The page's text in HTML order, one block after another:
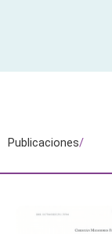
Publicaciones/